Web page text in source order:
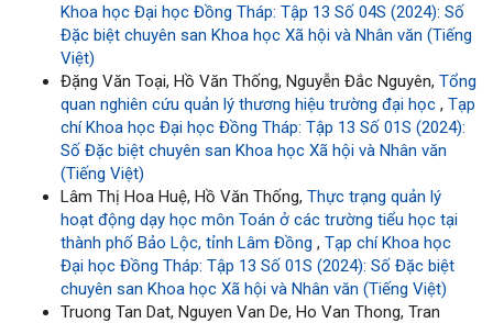
Khoa học Đại học Đồng Tháp: Tập 13 Số 04S (2024): Số
Đặc biệt chuyên san Khoa học Xã hội và Nhân văn (Tiếng
Việt)
Đặng Văn Toại, Hồ Văn Thống, Nguyễn Đắc Nguyên, Tổng
quan nghiên cứu quản lý thương hiệu trường đại học , Tạp
chí Khoa học Đại học Đồng Tháp: Tập 13 Số 01S (2024):
Số Đặc biệt chuyên san Khoa học Xã hội và Nhân văn
(Tiếng Việt)
Lâm Thị Hoa Huệ, Hồ Văn Thống, Thực trạng quản lý
hoạt động dạy học môn Toán ở các trường tiểu học tại
thành phố Bảo Lộc, tỉnh Lâm Đồng , Tạp chí Khoa học
Đại học Đồng Tháp: Tập 13 Số 01S (2024): Số Đặc biệt
chuyên san Khoa học Xã hội và Nhân văn (Tiếng Việt)
Truong Tan Dat, Nguyen Van De, Ho Van Thong, Tran